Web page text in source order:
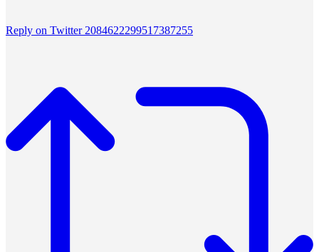
Reply on Twitter 2084622299517387255